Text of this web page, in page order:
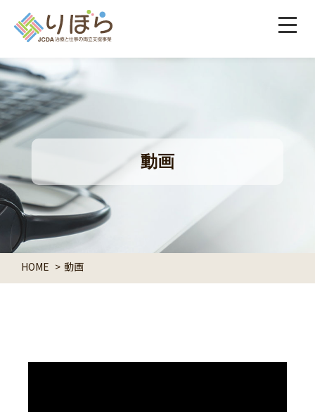
動画
HOME 動画